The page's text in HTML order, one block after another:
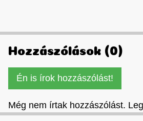
Hozzászólások (0)
Én is írok hozzászólást!
Még nem írtak hozzászólást.